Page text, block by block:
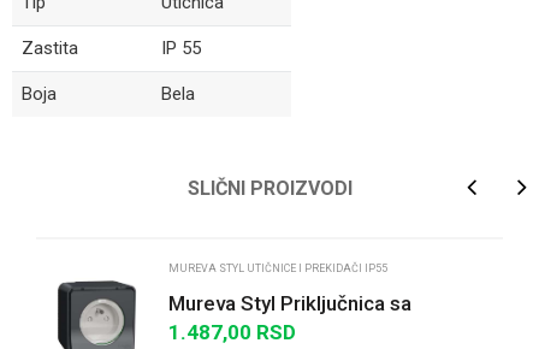
Zastita IP 55
Boja Bela
Poruka
SLIČNI PROIZVODI
MUREVA STYL UTIČNICE I PREKIDAČI IP55
Mureva Styl Priključnica sa
zaštitom n/z IP55 Francuski
1.487,00 RSD